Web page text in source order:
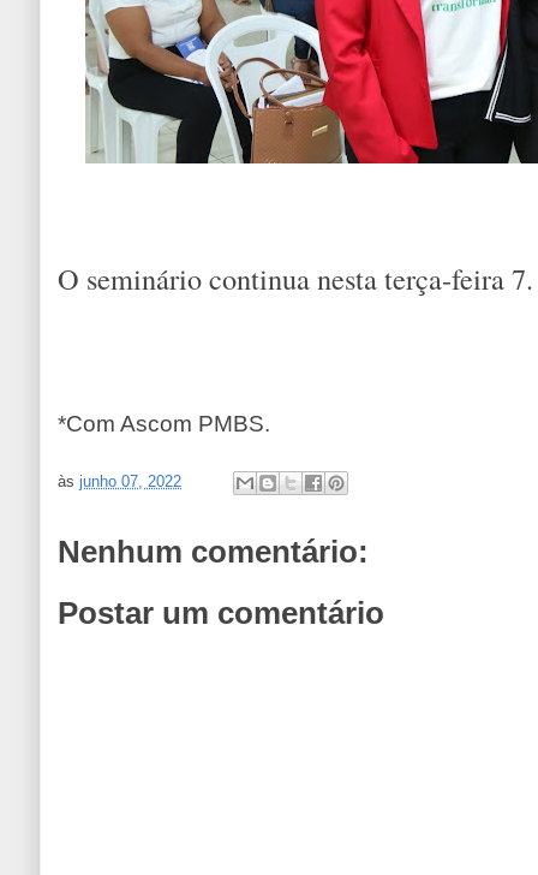
O seminário continua nesta terça-feira
*Com Ascom PMBS.
àsjunho 07, 2022
Nenhum comentário:
Postar um comentário